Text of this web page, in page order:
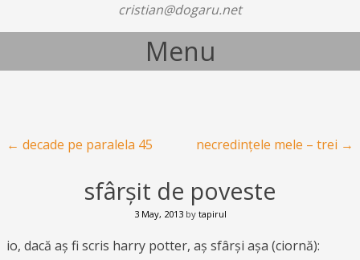
cristian@dogaru.net
Menu
Post navigation
← decade pe paralela 45 necredințele mele – trei →
sfârșit de poveste
3 May, 2013by tapirul
io, dacă aș fi scris harry potter, aș sfârși așa (ciornă):